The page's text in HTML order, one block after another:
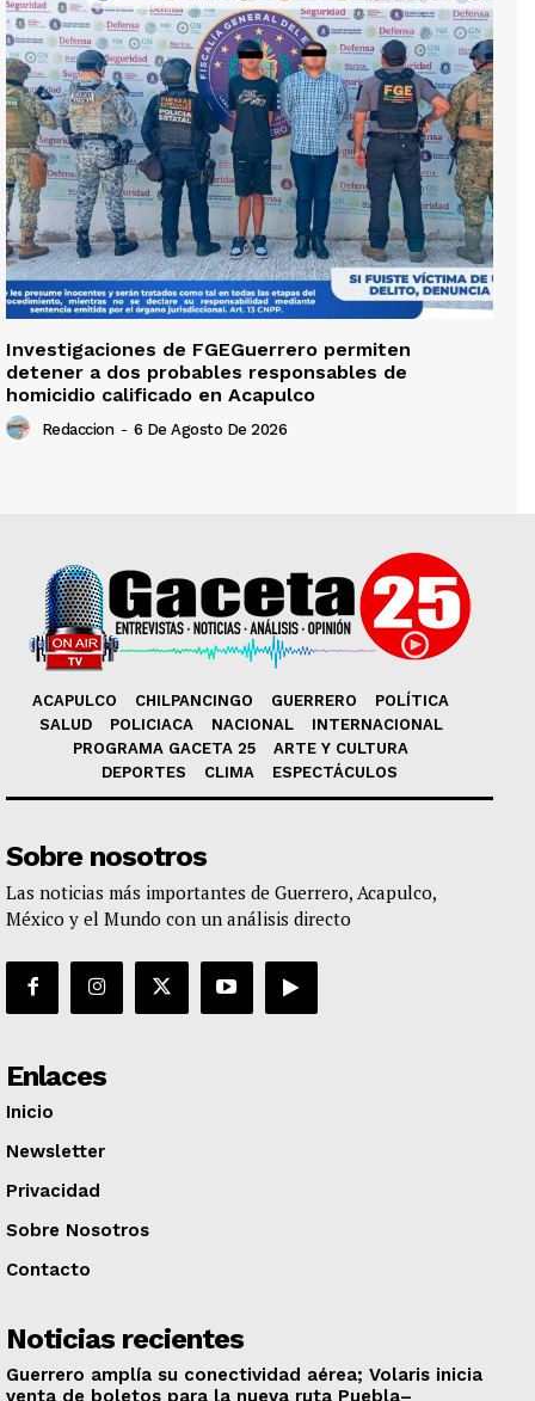
Investigaciones de FGEGuerrero permiten
detener a dos probables responsables de
homicidio calificado en Acapulco
Redaccion - 6 De Agosto De 2026
ACAPULCO CHILPANCINGO GUERRERO
POLÍTICA
SALUD
POLICIACA NACIONAL
INTERNACIONAL
PROGRAMA GACETA 25
ARTE Y CULTURA
DEPORTES
CLIMA ESPECTÁCULOS
Sobre nosotros
Las noticias más importantes de Guerrero, Acapulco,
México y el Mundo con un análisis directo
Enlaces
Inicio
Newsletter
Privacidad
Sobre Nosotros
Contacto
Noticias recientes
Guerrero amplía su conectividad aérea; Volaris inicia
venta de boletos para la nueva ruta Puebla–